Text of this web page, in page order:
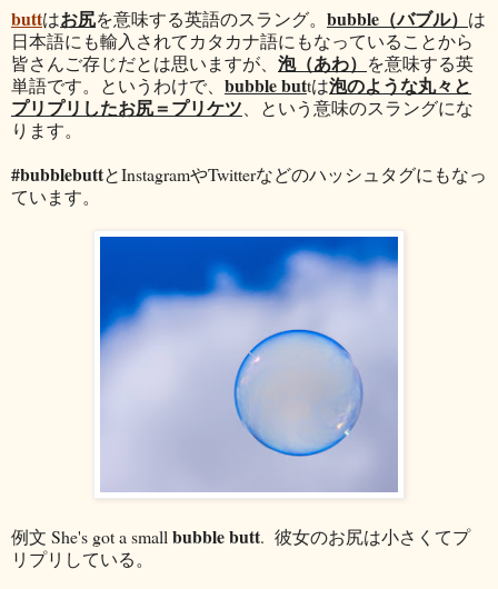
buttはお尻を意味する英語のスラング。 bubble（バブル） は
日本語にも輸入されてカタカナ語にもなっていることから
皆さんご存じだとは思いますが、 泡（あわ） を意味する英
単語です。というわけで、 bubble buttは泡のような丸々と
プリプリしたお尻＝プリケツ 、という意味のスラングにな
ります。
#bubblebuttとInstagramやTwitterなどのハッシュタグにもなっ
ています。
例文 She's got a small bubble butt. 彼女のお尻は小さくてプ
リプリしている。